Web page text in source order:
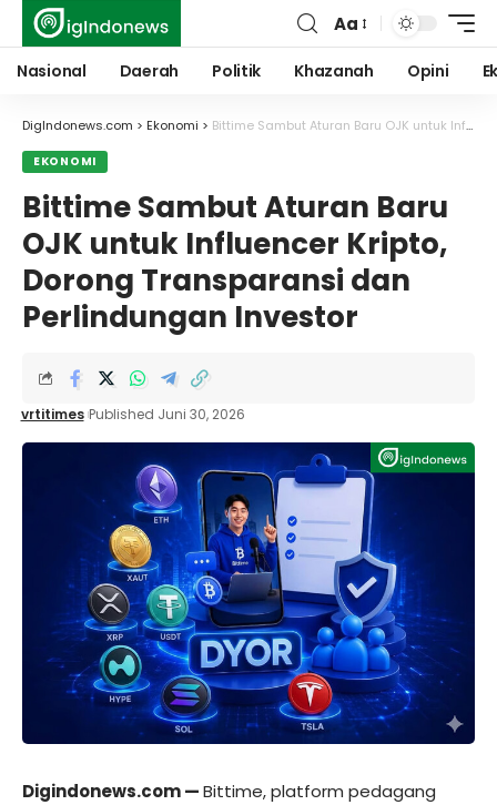
Font
Resizer
Aa
Nasional Daerah Politik Khazanah Opini
DigIndonews.com > Ekonomi > Bittime Sambut Aturan Baru OJK untuk Influencer Kripto, Dorong Transparansi dan Perlindungan Investor
EKONOMI
Bittime Sambut Aturan Baru
OJK untuk Influencer Kripto,
Dorong Transparansi dan
Perlindungan Investor
vrtitimes Published Juni 30, 2026
Digindonews.com —Bittime, platform pedagang